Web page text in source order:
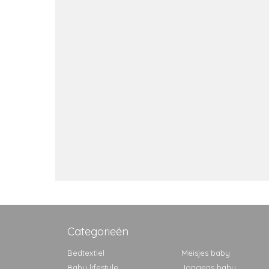
Categorieën
Bedtextiel
Meisjes baby